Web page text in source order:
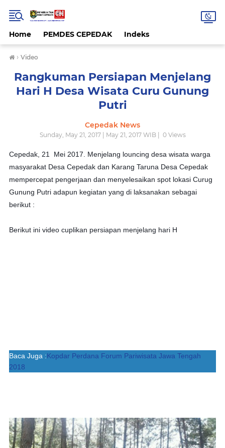
Home PEMDES CEPEDAK Indeks
› Video
Rangkuman Persiapan Menjelang
Hari H Desa Wisata Curu Gunung
Putri
Cepedak News
Sunday, May 21, 2017 | May 21, 2017 WIB | 0Views
Cepedak, 21 Mei 2017. Menjelang louncing desa wisata warga
masyarakat Desa Cepedak dan Karang Taruna Desa Cepedak
mempercepat pengerjaan dan menyelesaikan spot lokasi Curug
Gunung Putri adapun kegiatan yang di laksanakan sebagai
berikut :
Berikut ini video cuplikan persiapan menjelang hari H
Baca Juga :Kopdar Perdana Forum Pariwisata Jawa Tengah
2018